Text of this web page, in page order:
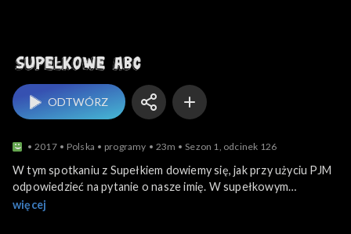
ODTWÓRZ
2017 Polska programy 23m Sezon 1, odcinek 126
W tym spotkaniu z Supełkiem dowiemy się, jak przy użyciu PJM
odpowiedzieć na pytanie o nasze imię. W supełkowym
teatrzyku opowieść o Ali i Antku, u których zjawia się zapłakana
więcej